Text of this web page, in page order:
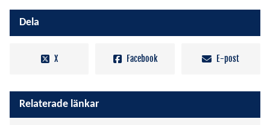
Dela
X Facebook E-post
Relaterade länkar